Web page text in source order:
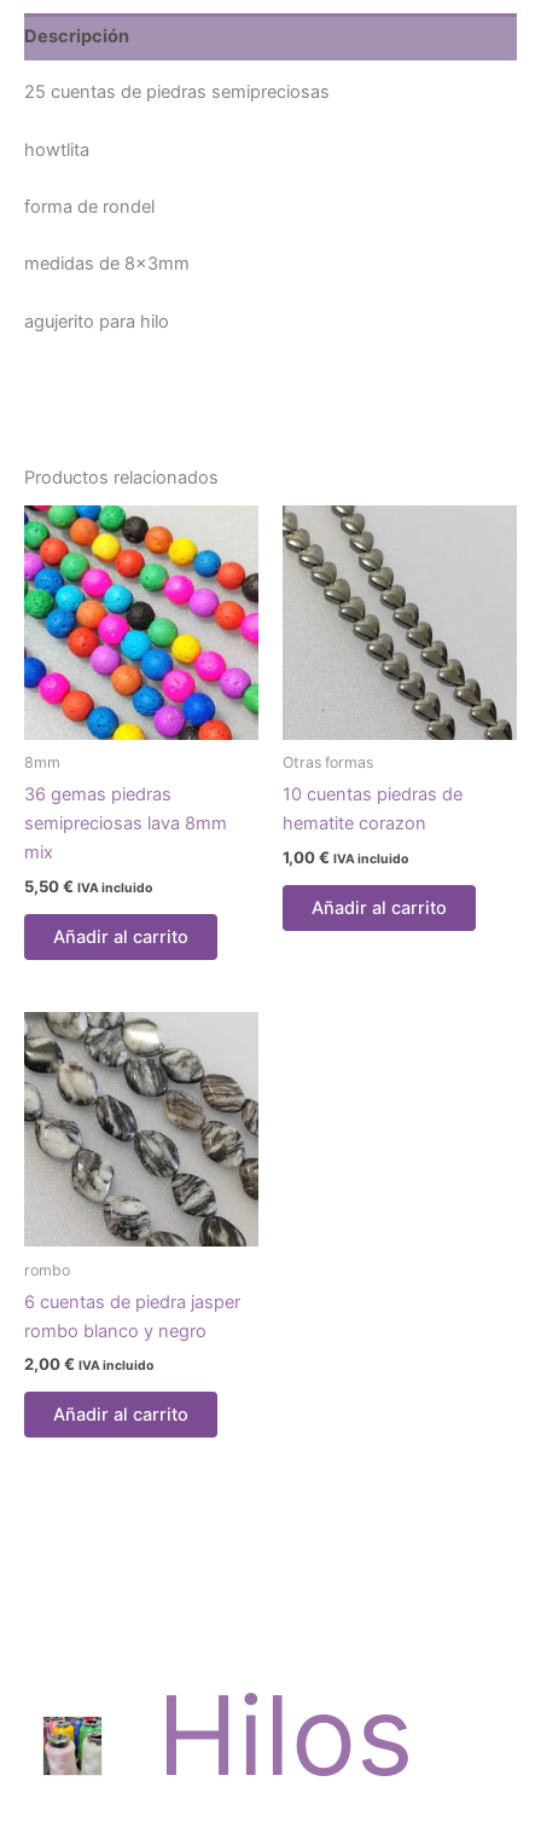
Hilos
Descripción
25 cuentas de piedras semipreciosas
howtlita
forma de rondel
medidas de 8x3mm
agujerito para hilo
Productos relacionados
8mm
36 gemas piedras
semipreciosas lava 8mm
mix
5,50€ IVA incluido
Añadir al carrito
Otras formas
10 cuentas piedras de
hematite corazon
1,00€ IVA incluido
Añadir al carrito
rombo
6 cuentas de piedra jasper
rombo blanco y negro
2,00€ IVA incluido
Añadir al carrito